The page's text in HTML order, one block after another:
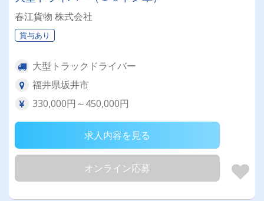
春江貨物 株式会社
賞与あり
大型トラックドライバー
福井県坂井市
330,000円～450,000円
求人内容を見る
オンライン応募